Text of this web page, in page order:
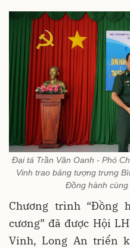
Đại tá Trần Văn Oanh - Phó
Vinh trao bảng tượng trưng
Đồng hành
Chương trình “Đồng
cương” đã được Hội
Vinh, Long An triển